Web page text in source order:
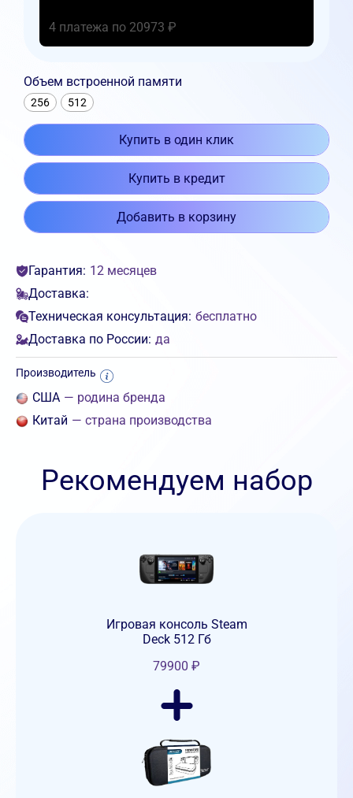
4 платежа по 20973 ₽
Объем встроенной памяти
256 512
Купить в один клик
Купить в кредит
Добавить в корзину
Гарантия: 12 месяцев
Доставка:
Техническая консультация: бесплатно
Доставка по России: да
Производитель
США — родина бренда
Китай — страна производства
Рекомендуем набор
Игровая консоль Steam
Deck 512 Гб
79900 ₽